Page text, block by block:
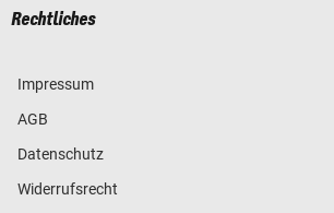
Rechtliches
Impressum
AGB
Datenschutz
Widerrufsrecht